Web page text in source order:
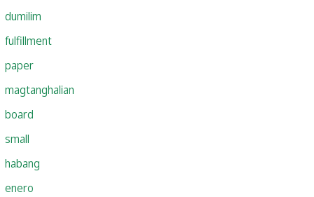
dumilim
fulfillment
paper
magtanghalian
board
small
habang
enero